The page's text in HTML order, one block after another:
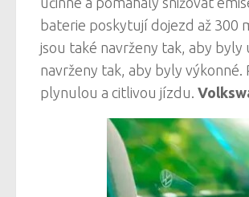
baterie poskytují dojezd až 300
jsou také navrženy tak, aby
navrženy tak, aby byly výkonné.
plynulou a citlivou jízdu.